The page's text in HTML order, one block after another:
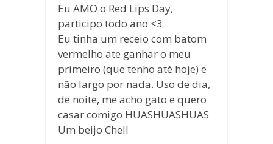
Eu AMO o Red Lips Day,
participo todo ano <3
Eu tinha um receio com batom
vermelho ate ganhar o meu
primeiro (que tenho até hoje) e
não largo por nada. Uso de dia,
de noite, me acho gato e quero
casar comigo HUASHUASHUAS
Um beijo Chell